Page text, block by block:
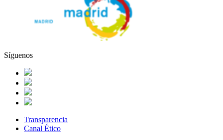
Síguenos
Transparencia
Canal Ético